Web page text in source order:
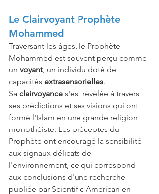
Le Clairvoyant Prophète
Mohammed
Traversant les âges, le Prophète
Mohammed est souvent perçu comme
un voyant, un individu doté de
capacités extrasensorielles.
Sa clairvoyance s'est révélée à travers
ses prédictions et ses visions qui ont
formé l'Islam en une grande religion
monothéiste. Les préceptes du
Prophète ont encouragé la sensibilité
aux signaux délicats de
l'environnement, ce qui correspond
aux conclusions d'une recherche
publiée par Scientific American en